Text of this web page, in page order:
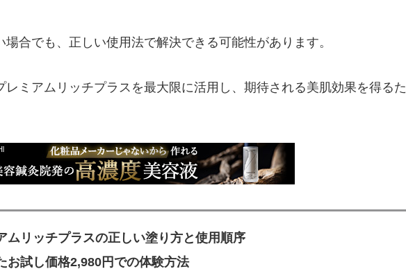
合でも、正しい使用法で解決できる可能性があります。
レミアムリッチプラスを最大限に活用し、期待される美肌効果を得るた
ムリッチプラスの正しい塗り方と使用順序
お試し価格2,980円での体験方法